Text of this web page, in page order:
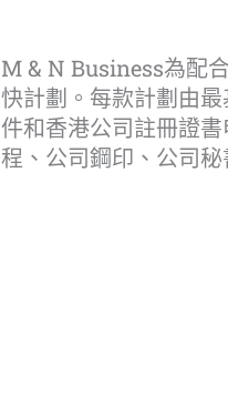
M & N Business為配
快計劃。每款計劃由
件和香港公司註冊證
程、公司鋼印、公司